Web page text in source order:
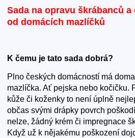
Sada na opravu škrábanců
od domácích mazlíčků
K čemu je tato sada dobrá?
Plno českých domácností má
mazlíčka. Ať pejska nebo kočičku.
kůže či koženky to není úplně
občas svými drápky povrch
nelze, žádný krém či impregnace
Když už k nějakému poškození